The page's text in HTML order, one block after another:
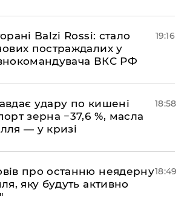
Balzi Rossi: стало
постраждалих у
ВКС РФ
19:16
удару по кишені
зерна −37,6 %, масла
— у кризі
18:58
про останню неядерну
яку будуть активно
18:49